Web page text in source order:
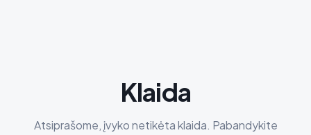
Klaida
Atsiprašome, įvyko netikėta klaida. Pabandykite